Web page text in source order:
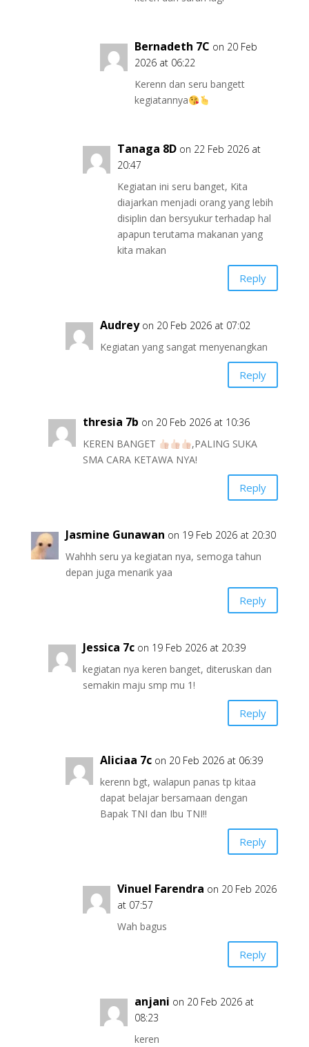
Bernadeth 7C on 20 Feb
2026 at 06:22
Kerenn dan seru bangett
kegiatannya
Tanaga 8D on 22 Feb 2026 at
20:47
Kegiatan ini seru banget, Kita
diajarkan menjadi orang yang lebih
disiplin dan bersyukur terhadap hal
apapun terutama makanan yang
kita makan
Reply
Audrey on 20 Feb 2026 at 07:02
Kegiatan yang sangat menyenangkan
Reply
thresia 7b on 20 Feb 2026 at 10:36
KEREN BANGET
,PALING SUKA
SMA CARA KETAWA NYA!
Reply
Jasmine Gunawan on 19 Feb 2026 at 20:30
Wahhh seru ya kegiatan nya, semoga tahun
depan juga menarik yaa
Reply
Jessica 7c on 19 Feb 2026 at 20:39
kegiatan nya keren banget, diteruskan dan
semakin maju smp mu 1!
Reply
Aliciaa 7c on 20 Feb 2026 at 06:39
kerenn bgt, walapun panas tp kitaa
dapat belajar bersamaan dengan
Bapak TNI dan Ibu TNI!!
Reply
Vinuel Farendra on 20 Feb 2026
at 07:57
Wah bagus
Reply
anjani on 20 Feb 2026 at
08:23
keren